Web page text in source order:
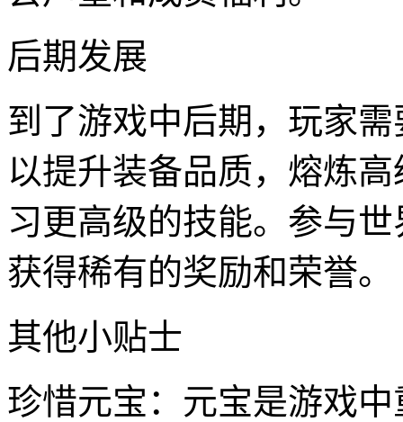
后期发展
到了游戏中后期，玩家
以提升装备品质，熔炼
习更高级的技能。参与
获得稀有的奖励和荣誉。
其他小贴士
珍惜元宝：元宝是游戏